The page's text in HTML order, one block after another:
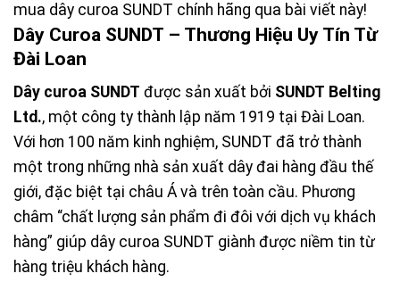
mua dây curoa SUNDT chính hãng qua bài viết này!
Dây Curoa SUNDT – Thương Hiệu Uy Tín Từ
Đài Loan
Dây curoa SUNDT được sản xuất bởi SUNDT Belting
Ltd., một công ty thành lập năm 1919 tại Đài Loan.
Với hơn 100 năm kinh nghiệm, SUNDT đã trở thành
một trong những nhà sản xuất dây đai hàng đầu thế
giới, đặc biệt tại châu Á và trên toàn cầu. Phương
châm “chất lượng sản phẩm đi đôi với dịch vụ khách
hàng” giúp dây curoa SUNDT giành được niềm tin từ
hàng triệu khách hàng.